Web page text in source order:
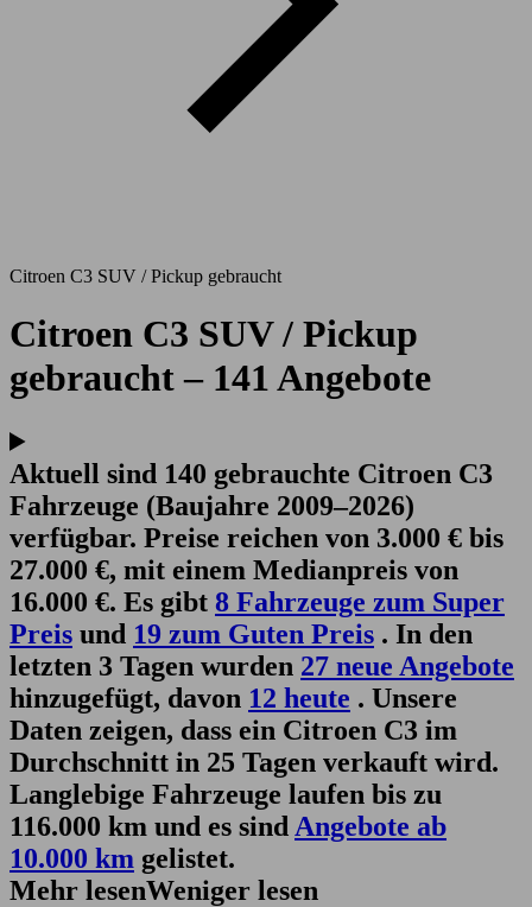
Citroen C3 SUV / Pickup gebraucht
Citroen C3 SUV / Pickup
gebraucht – 141 Angebote
Aktuell sind 140 gebrauchte Citroen C3
Fahrzeuge (Baujahre 2009–2026)
verfügbar. Preise reichen von 3.000 € bis
27.000 €, mit einem Medianpreis von
16.000 €. Es gibt 8 Fahrzeuge zum Super
Preis und 19 zum Guten Preis . In den
letzten 3 Tagen wurden 27 neue Angebote
hinzugefügt, davon 12 heute . Unsere
Daten zeigen, dass ein Citroen C3 im
Durchschnitt in 25 Tagen verkauft wird.
Langlebige Fahrzeuge laufen bis zu
116.000 km und es sind Angebote ab
10.000 km gelistet.
Mehr lesenWeniger lesen